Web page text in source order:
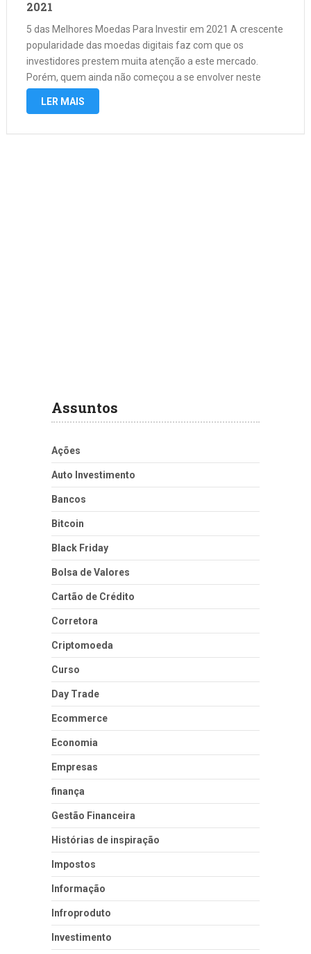
2021
5 das Melhores Moedas Para Investir em 2021 A crescente
popularidade das moedas digitais faz com que os
investidores prestem muita atenção a este mercado.
Porém, quem ainda não começou a se envolver neste
campo pode ter dúvidas, pois existem várias das
LER MAIS
Assuntos
Ações
Auto Investimento
Bancos
Bitcoin
Black Friday
Bolsa de Valores
Cartão de Crédito
Corretora
Criptomoeda
Curso
Day Trade
Ecommerce
Economia
Empresas
finança
Gestão Financeira
Histórias de inspiração
Impostos
Informação
Infroproduto
Investimento